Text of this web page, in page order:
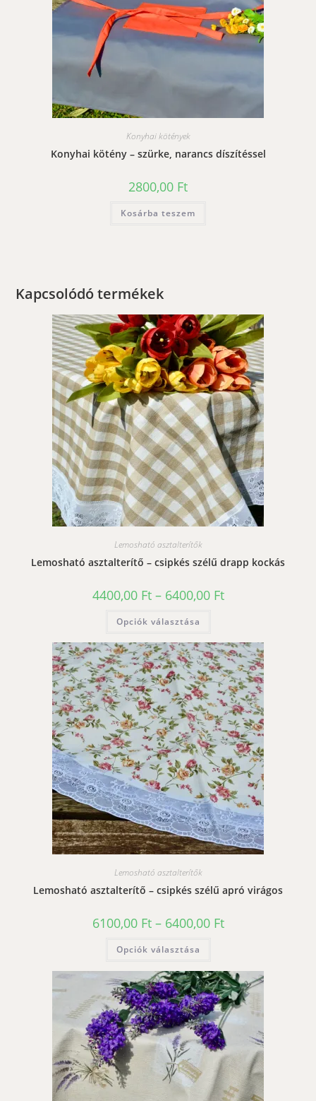
Konyhai kötények
Konyhai kötény – szürke, narancs díszítéssel
2800,00 Ft
Kosárba teszem
Kapcsolódó termékek
Lemosható asztalterítők
Lemosható asztalterítő – csipkés szélű drapp kockás
4400,00 Ft – 6400,00 FtÁrtartomány:
4400,00 Ft
Opciók választása
több
variációja
van.
A
változatok
termékoldalon
választhatók
ki
Lemosható asztalterítők
Lemosható asztalterítő – csipkés szélű apró virágos
6100,00 Ft – 6400,00 FtÁrtartomány:
6100,00 Ft
Opciók választása
több
variációja
van.
A
változatok
a
termékoldalon
választhatók
ki